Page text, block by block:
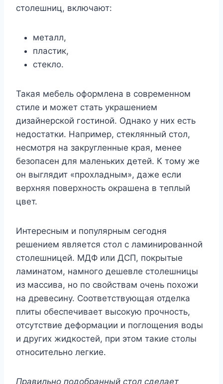
столешниц, включают:
металл,
пластик,
стекло.
Такая мебель оформлена в современном
стиле и может стать украшением
дизайнерской гостиной. Однако у них есть
недостатки. Например, стеклянный стол,
несмотря на закругленные края, менее
безопасен для маленьких детей. К тому же
он выглядит «прохладным», даже если
верхняя поверхность окрашена в теплый
цвет.
Интересным и популярным сегодня
решением является стол с ламинированной
столешницей. МДФ или ДСП, покрытые
ламинатом, намного дешевле столешницы
из массива, но по свойствам очень похожи
на древесину. Соответствующая отделка
плиты обеспечивает высокую прочность,
отсутствие деформации и поглощения воды
и других жидкостей, при этом такие столы
относительно легкие.
Правильно подобранный стол сделает